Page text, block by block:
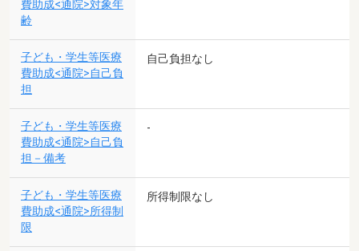
費助成<通院>対象年
齢
子ども・学生等医療
費助成<通院>自己負
担
自己負担なし
子ども・学生等医療
費助成<通院>自己負
担－備考
-
子ども・学生等医療
費助成<通院>所得制
限
所得制限なし